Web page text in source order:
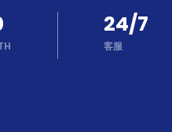
24/7
客服